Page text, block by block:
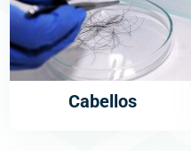
Cabellos